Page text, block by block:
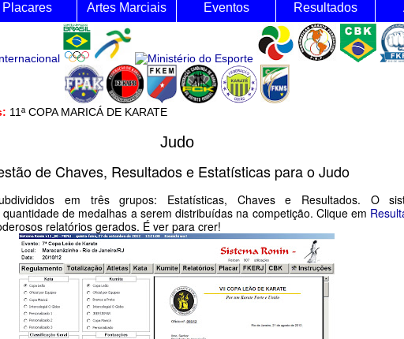
Placares Artes Marciais Eventos Resultados
mês:11ª COPA MARICÁ DE KARATE
Judo
de Chaves, Resultados e Estatísticas para o Judo
em três grupos: Estatísticas, Chaves e Resultados. O
de medalhas a serem distribuídas na competição. Clique em
relatórios gerados. É ver para crer!